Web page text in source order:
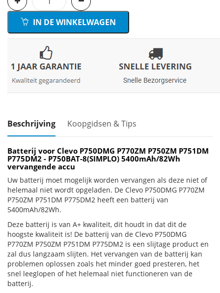
IN DE WINKELWAGEN
Beschrijving Koopgidsen & Tips
Batterij voor Clevo P750DMG P770ZM P750ZM P751DM
P775DM2 - P750BAT-8(SIMPLO) 5400mAh/82Wh
vervangende accu
Uw batterij moet mogelijk worden vervangen als deze niet of
helemaal niet wordt opgeladen. De Clevo P750DMG P770ZM
P750ZM P751DM P775DM2 heeft een batterij van
5400mAh/82Wh.
Deze batterij is van A+ kwaliteit, dit houdt in dat dit de
hoogste kwaliteit is! De batterij van de Clevo P750DMG
P770ZM P750ZM P751DM P775DM2 is een slijtage product en
zal dus langzaam slijten. Het vervangen van de batterij kan
problemen oplossen zoals het minder goed presteren, het
snel leeglopen of het helemaal niet functioneren van de
batterij.